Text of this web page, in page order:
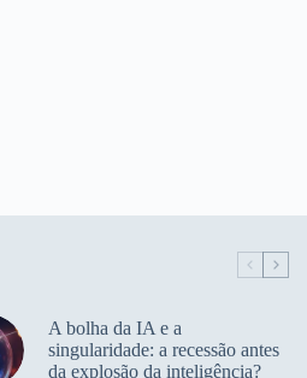
A bolha da IA e a
singularidade: a recessão antes
da explosão da inteligência?